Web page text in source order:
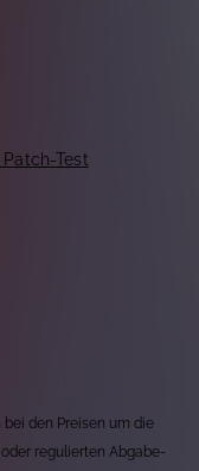
Test
den Preisen um die
regulierten Abgabe-